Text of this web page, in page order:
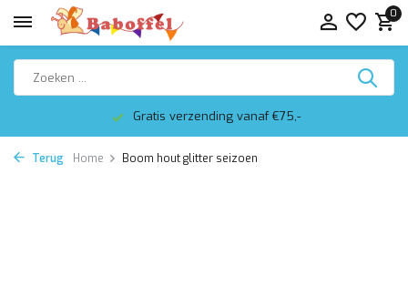
0
Gratis verzending vanaf €75,-
Terug Home Boom hout glitter seizoen